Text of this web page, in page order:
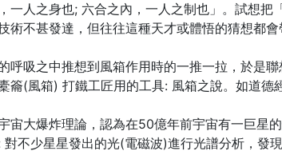
一人之身也; 六合之內，一人之制也」。試想
術不甚發達，但往往這種天才或體悟的猜想都會
呼吸之中推想到風箱作用時的一推一拉，於是
籥(風箱) 打鐵工匠用的工具: 風箱之說。如道德
宙大爆炸理論，認為在50億年前宇宙有一巨星
對不少星星發出的光(電磁波)進行光譜分析，發